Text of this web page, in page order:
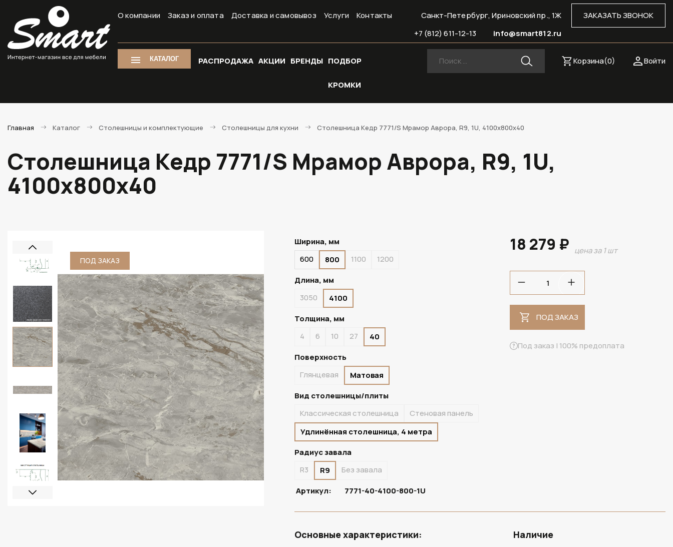
О компании Заказ и оплата Доставка и самовывоз Услуги Контакты ЗАКАЗАТЬ ЗВОНОК
Санкт-Петербург, Ириновский пр., 1Ж
info@smart812.ru
+7 (812) 611-12-13
КАТАЛОГ РАСПРОДАЖА АКЦИИ БРЕНДЫ ПОДБОР
КРОМКИ
Войти
Корзина(0)
Главная Каталог Столешницы и комплектующие Cтолешницы для кухни Столешница Кедр 7771/S Мрамор Аврора, R9, 1U, 4100х800х40
Столешница Кедр 7771/S Мрамор Аврора, R9, 1U,
4100х800х40
ПОД ЗАКАЗ ПОД ЗАКАЗ
Ширина, мм
600
800 1100
1200
Длина, мм
3050
4100
Толщина, мм
4
6 10 27
40
Поверхность
Глянцевая
Матовая
Вид столешницы/плиты
Классическая столешница
Стеновая панель
Удлинённая столешница, 4 метра
Радиус завала
R3
R9
Без завала
Артикул:
7771-40-4100-800-1U
18 279 ₽ цена за 1 шт
ПОД ЗАКАЗ
Под заказ | 100% предоплата
Основные характеристики: Наличие